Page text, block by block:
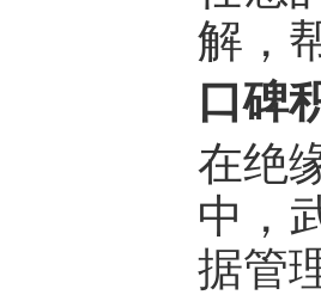
解，
口碑
在绝
中，
据管